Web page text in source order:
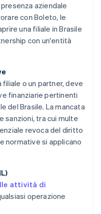
aziendale
con Boleto, le
una filiale in Brasile
con un'entità
o un partner, deve
finanziarie pertinenti
del Brasile. La mancata
sanzioni, tra cui multe
revoca del diritto
normative si applicano
attività di
operazione